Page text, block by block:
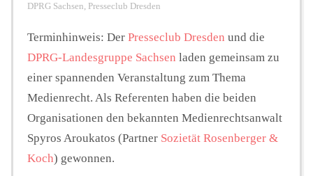
Hintergrund
FUNKTURM-Beiträge
Podcast
DPRG Sachsen, Presseclub Dresden
Terminhinweis: Der Presseclub Dresden und die
DPRG-Landesgruppe Sachsen laden gemeinsam zu
einer spannenden Veranstaltung zum Thema
Medienrecht. Als Referenten haben die beiden
Organisationen den bekannten Medienrechtsanwalt
Spyros Aroukatos (Partner Sozietät Rosenberger &
Koch) gewonnen.